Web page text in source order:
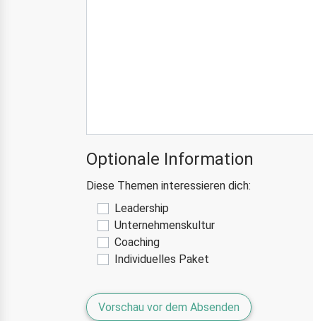
Optionale Information
Diese Themen interessieren dich:
Leadership
Unternehmenskultur
Coaching
Individuelles Paket
Vorschau vor dem Absenden